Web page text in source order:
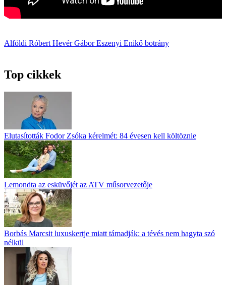
Alföldi Róbert Hevér GáborEszenyi Enikő botrány
Top cikkek
Elutasították Fodor Zsóka kérelmét: 84 évesen kell költöznie
Lemondta az esküvőjét az ATV műsorvezetője
Borbás Marcsit luxuskertje miatt támadják: a tévés nem hagyta szó
nélkül